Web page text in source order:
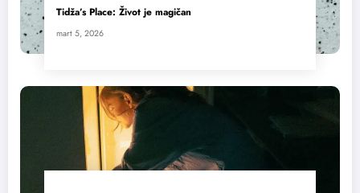
Tidža’s Place: Život je magičan
mart 5, 2026